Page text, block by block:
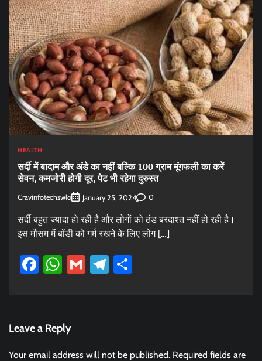
HEALTH
सर्दी में बादाम और अंडे का नहीं बल्कि 100 ग्राम मूंगफली का करें
सेवन, कमजोरी होगी दूर, पेट भी रहेगा दुरुस्त
Cravinfotechswlo January 25, 2024 0
सर्दी बहुत ज्यादा हो रही है और लोगों को ठंड बरदाश्त नहीं हो रही है।
इस मौसम में बॉडी को गर्म रखने के लिए लोग […]
Facebook
WhatsApp
GmailTelegram
Leave a Reply
Your email address will not be published. Required fields are